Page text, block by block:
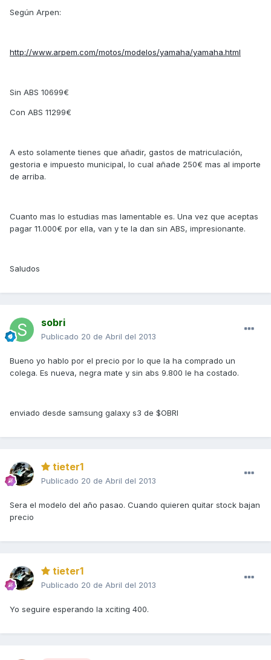
Según Arpen:
http://www.arpem.com/motos/modelos/yamaha/yamaha.html
Sin ABS 10699€
Con ABS 11299€
A esto solamente tienes que añadir, gastos de matriculación,
gestoria e impuesto municipal, lo cual añade 250€ mas al importe
de arriba.
Cuanto mas lo estudias mas lamentable es. Una vez que aceptas
pagar 11.000€ por ella, van y te la dan sin ABS, impresionante.
Saludos
sobri
Publicado 20 de Abril del 2013
Bueno yo hablo por el precio por lo que la ha comprado un
colega. Es nueva, negra mate y sin abs 9.800 le ha costado.
enviado desde samsung galaxy s3 de $OBRI
tieter1
Publicado 20 de Abril del 2013
Sera el modelo del año pasao. Cuando quieren quitar stock bajan
precio
tieter1
Publicado 20 de Abril del 2013
Yo seguire esperando la xciting 400.